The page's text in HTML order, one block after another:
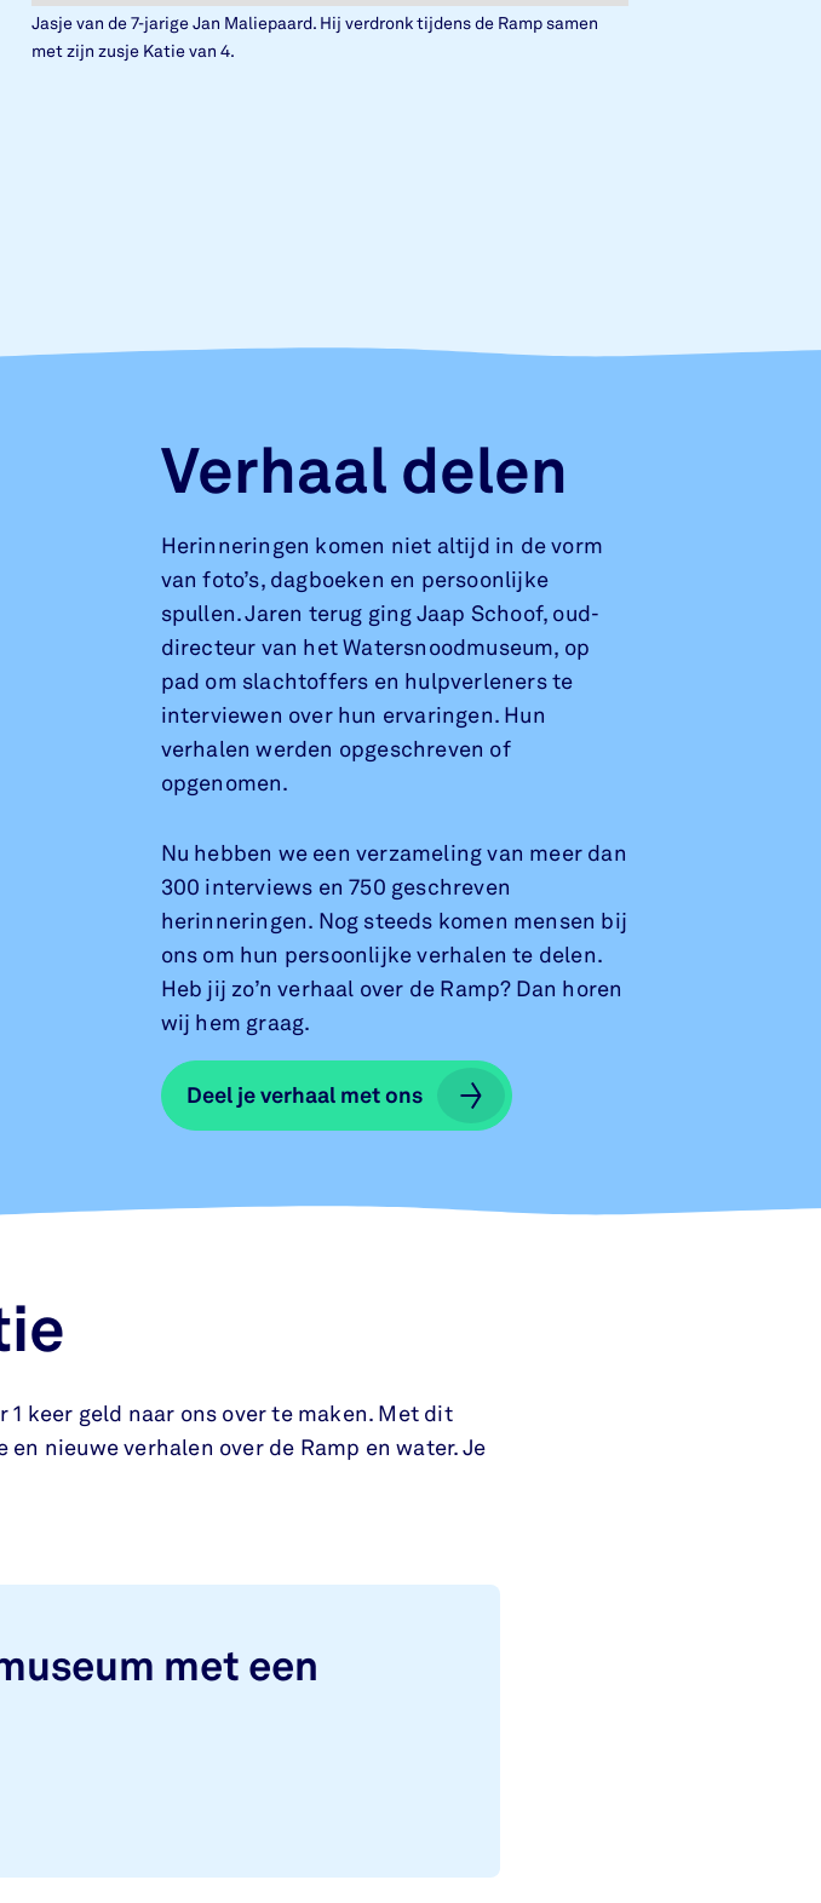
Jasje van de 7-jarige Jan Maliepaard. Hij verdronk tijdens de Ramp samen
met zijn zusje Katie van 4.
Verhaal delen
Herinneringen komen niet altijd in de vorm
van foto’s, dagboeken en persoonlijke
spullen. Jaren terug ging Jaap Schoof, oud-
directeur van het Watersnoodmuseum, op
pad om slachtoffers en hulpverleners te
interviewen over hun ervaringen. Hun
verhalen werden opgeschreven of
opgenomen.
Nu hebben we een verzameling van meer dan
300 interviews en 750 geschreven
herinneringen. Nog steeds komen mensen bij
ons om hun persoonlijke verhalen te delen.
Heb jij zo’n verhaal over de Ramp? Dan horen
wij hem graag.
Deel je verhaal met ons
Deel je verhaal met ons
keer geld naar ons over te maken. Met dit
nieuwe verhalen over de Ramp en water. Je
met een